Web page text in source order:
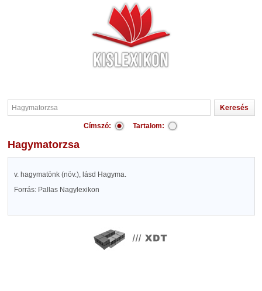
Címszó: Tartalom:
Hagymatorzsa
v. hagymatönk (növ.), lásd Hagyma.
Forrás: Pallas Nagylexikon